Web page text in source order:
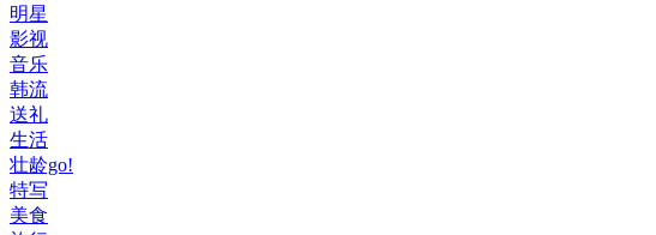
明星
影视
音乐
韩流
送礼
生活
壮龄go!
特写
美食